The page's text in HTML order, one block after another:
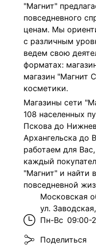
"Магнит"
повседневного
ценам. Мы
с различным
ведем свою
форматах:
магазин "Магнит
косметики.
Магазины сети
108 населенных
Пскова до
Архангельска до
работаем для
каждый
"Магнит" и найти
повседневной
Московская
ул.
Пн-Вс 09:00-
Поделиться